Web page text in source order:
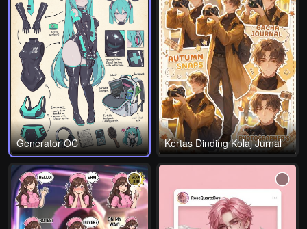
Generator OC Kertas Dinding Kolaj Jurnal